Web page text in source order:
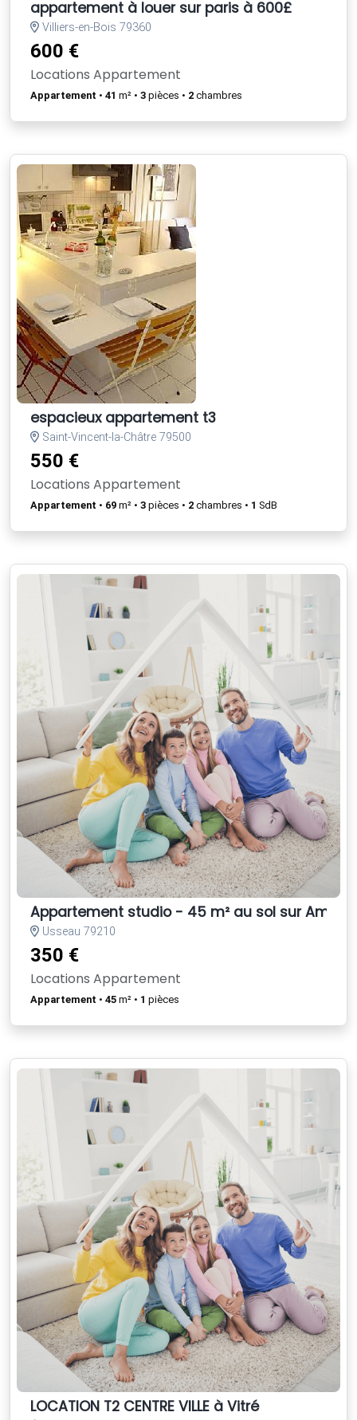
appartement à louer sur paris à 600£
Villiers-en-Bois 79360
600 €
Locations Appartement
Appartement • 41 m² • 3 pièces • 2 chambres
espacieux appartement t3
Saint-Vincent-la-Châtre 79500
550 €
Locations Appartement
Appartement • 69 m² • 3 pièces • 2 chambres • 1 SdB
Appartement studio - 45 m² au sol sur Amiens
Usseau 79210
350 €
Locations Appartement
Appartement • 45 m² • 1 pièces
LOCATION T2 CENTRE VILLE à Vitré